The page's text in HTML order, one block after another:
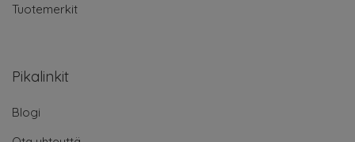
Tuotemerkit
Pikalinkit
Blogi